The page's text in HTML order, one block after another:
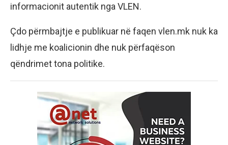
informacionit autentik nga VLEN.
Çdo përmbajtje e publikuar në faqen vlen.mk nuk ka
lidhje me koalicionin dhe nuk përfaqëson
qëndrimet tona politike.